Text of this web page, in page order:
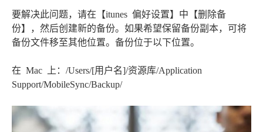
要解决此问题，请在【itunes 偏好设置】中【删除备
份】，然后创建新的备份。如果希望保留备份副本，可将
备份文件移至其他位置。备份位于以下位置。
在 Mac 上：/Users/[用户名]/资源库/Application
Support/MobileSync/Backup/